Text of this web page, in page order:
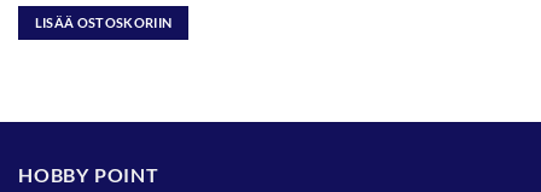
LISÄÄ OSTOSKORIIN
HOBBY POINT